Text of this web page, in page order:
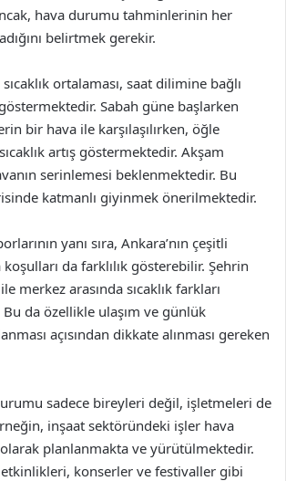
hava durumu tahminlerinin her
belirtmek gerekir.
ortalaması, saat dilimine bağlı
Sabah güne başlarken
bir hava ile karşılaşılırken, öğle
artış göstermektedir. Akşam
serinlemesi beklenmektedir. Bu
katmanlı giyinmek önerilmektedir.
yanı sıra, Ankara’nın çeşitli
da farklılık gösterebilir. Şehrin
merkez arasında sıcaklık farkları
da özellikle ulaşım ve günlük
açısından dikkate alınması gereken
sadece bireyleri değil, işletmeleri de
inşaat sektöründeki işler hava
olarak planlanmakta ve yürütülmektedir.
etkinlikleri, konserler ve festivaller gibi